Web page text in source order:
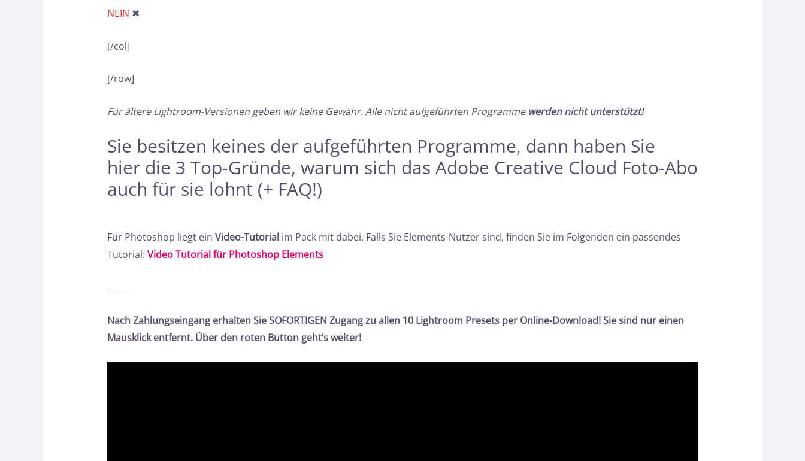
NEIN ✖
[/col]
[/row]
Für ältere Lightroom-Versionen geben wir keine Gewähr. Alle nicht aufgeführten Programme werden nicht unterstützt!
Sie besitzen keines der aufgeführten Programme, dann haben Sie
hier die 3 Top-Gründe, warum sich das Adobe Creative Cloud Foto-Abo
auch für sie lohnt (+ FAQ!)
Für Photoshop liegt ein Video-Tutorial im Pack mit dabei. Falls Sie Elements-Nutzer sind, finden Sie im Folgenden ein passendes
Tutorial: Video Tutorial für Photoshop Elements
Nach Zahlungseingang erhalten Sie SOFORTIGEN Zugang zu allen 10 Lightroom Presets per Online-Download! Sie sind nur einen
Mausklick entfernt. Über den roten Button geht’s weiter!